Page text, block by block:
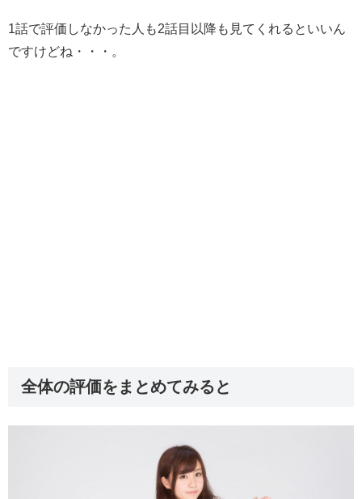
1話で評価しなかった人も2話目以降も見てくれるといいん
ですけどね・・・。
全体の評価をまとめてみると